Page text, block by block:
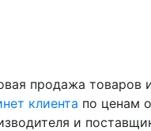
продажа товаров
клиента по ценам
и